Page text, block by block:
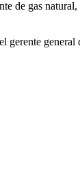
de gas
gerente